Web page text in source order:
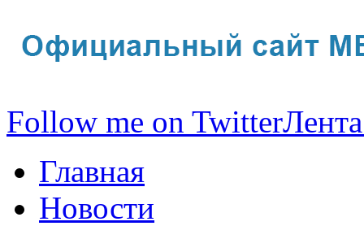
Follow me on Twitter
Главная
Новости